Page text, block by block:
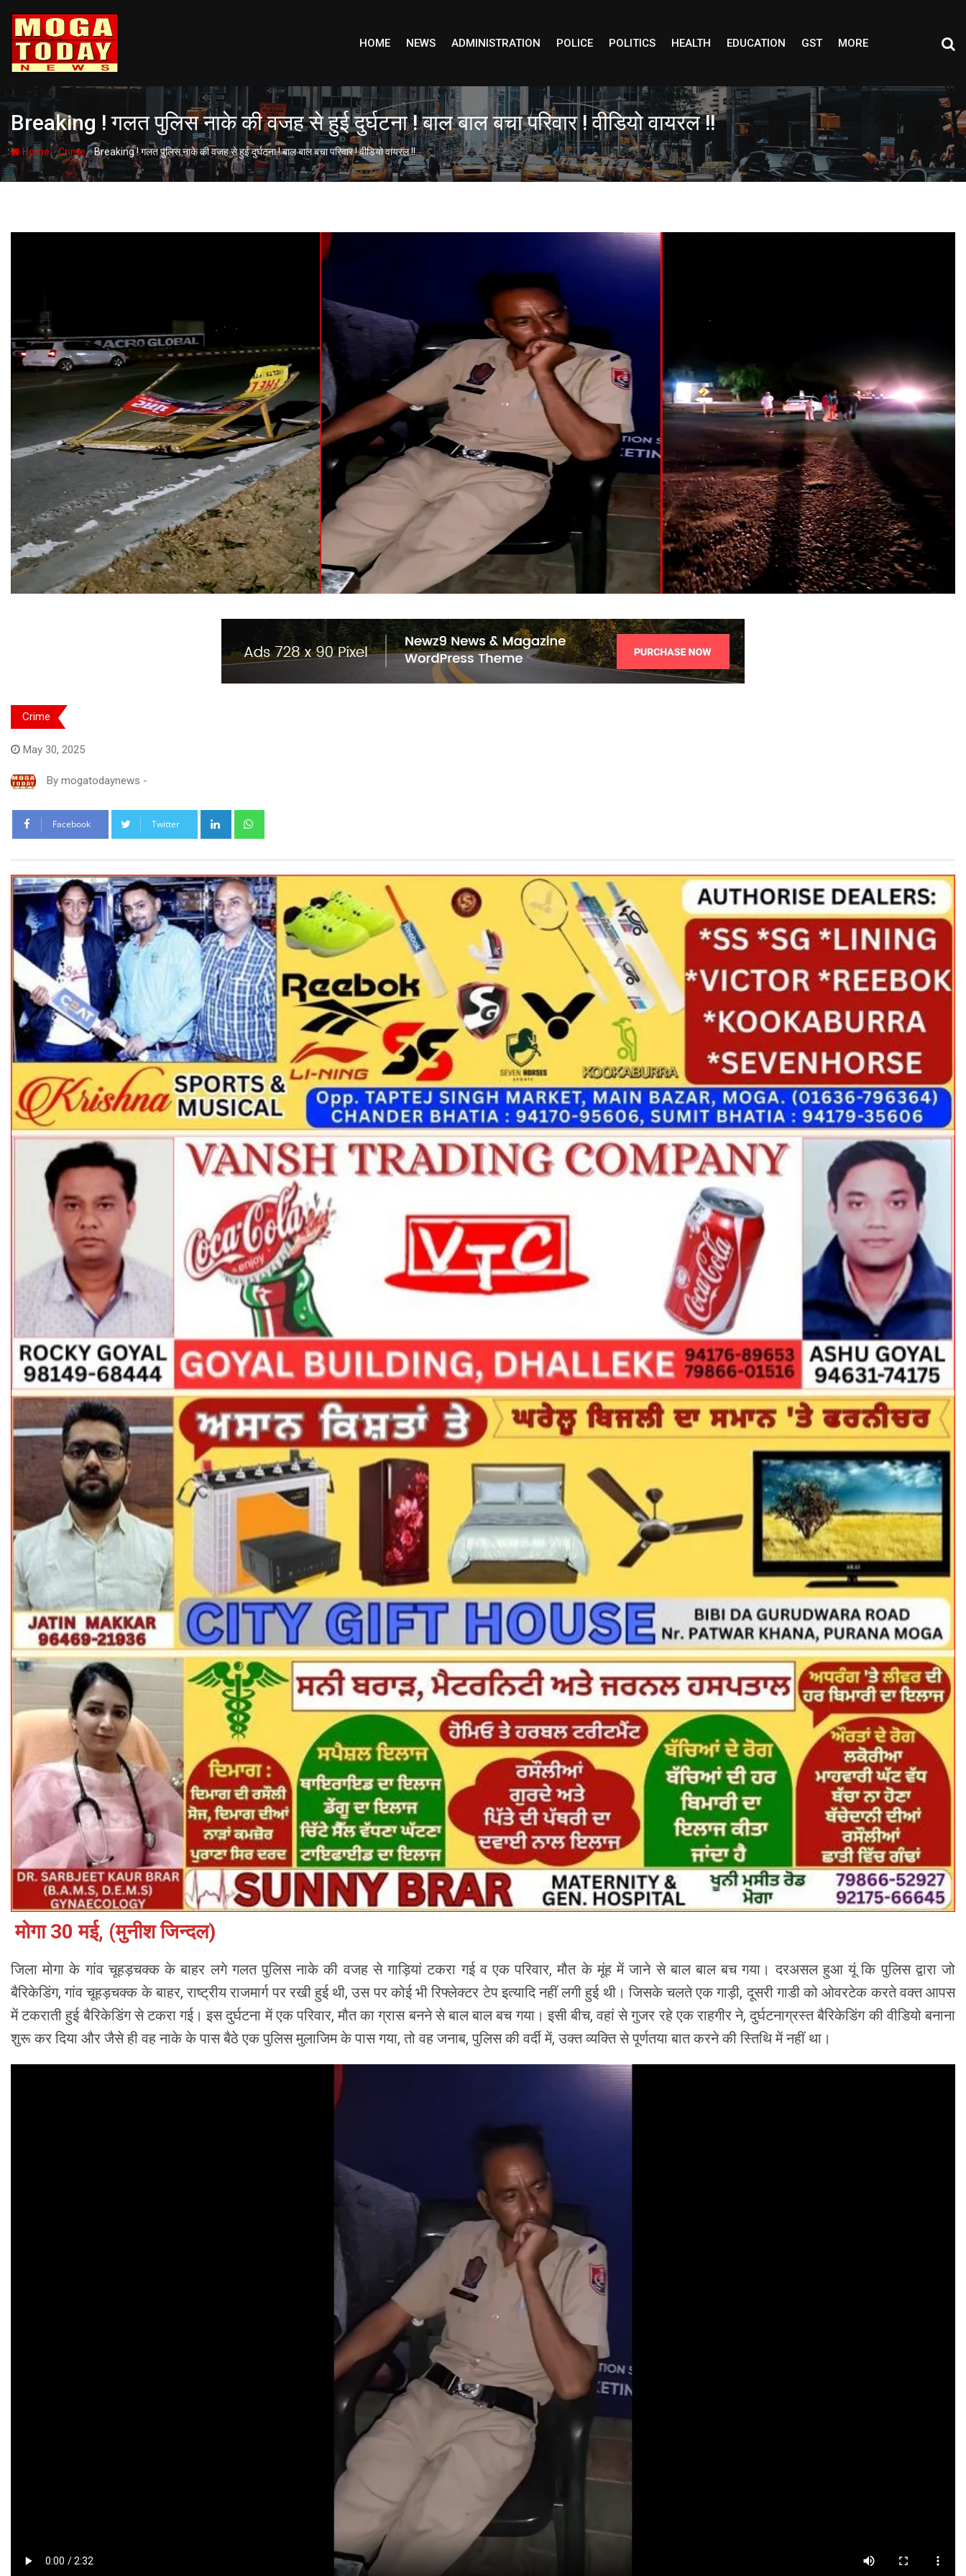
content
HOME NEWS ADMINISTRATION POLICE POLITICS HEALTH EDUCATION GST MORE
Breaking ! गलत पुलिस नाके की वजह से हुई दुर्घटना ! बाल बाल बचा परिवार ! वीडियो वायरल !!
Home-Crime-Breaking ! गलत पुलिस नाके की वजह से हुई दुर्घटना ! बाल बाल बचा परिवार ! वीडियो वायरल !!
Crime
May 30, 2025
By mogatodaynews -
Facebook Twitter LinkedIn
मोगा 30 मई, (मुनीश जिन्दल)
जिला मोगा के गांव चूहड़चक्क के बाहर लगे गलत पुलिस नाके की वजह से गाड़ियां टकरा गई व एक परिवार, मौत के मूंह में जाने से बाल बाल बच गया। दरअसल हुआ यूं कि पुलिस द्वारा जो
बैरिकेडिंग, गांव चूहड़चक्क के बाहर, राष्ट्रीय राजमार्ग पर रखी हुई थी, उस पर कोई भी रिफ्लेक्टर टेप इत्यादि नहीं लगी हुई थी। जिसके चलते एक गाड़ी, दूसरी गाडी को ओवरटेक करते वक्त आपस
में टकराती हुई बैरिकेडिंग से टकरा गई। इस दुर्घटना में एक परिवार, मौत का ग्रास बनने से बाल बाल बच गया। इसी बीच, वहां से गुजर रहे एक राहगीर ने, दुर्घटनाग्रस्त बैरिकेडिंग की वीडियो बनाना
शुरू कर दिया और जैसे ही वह नाके के पास बैठे एक पुलिस मुलाजिम के पास गया, तो वह जनाब, पुलिस की वर्दी में, उक्त व्यक्ति से पूर्णतया बात करने की स्तिथि में नहीं था।